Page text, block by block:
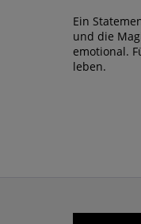
Ein
und die
emotional.
leben.